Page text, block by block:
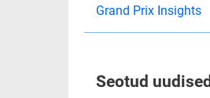
Grand Prix Insights
Seotud uudised